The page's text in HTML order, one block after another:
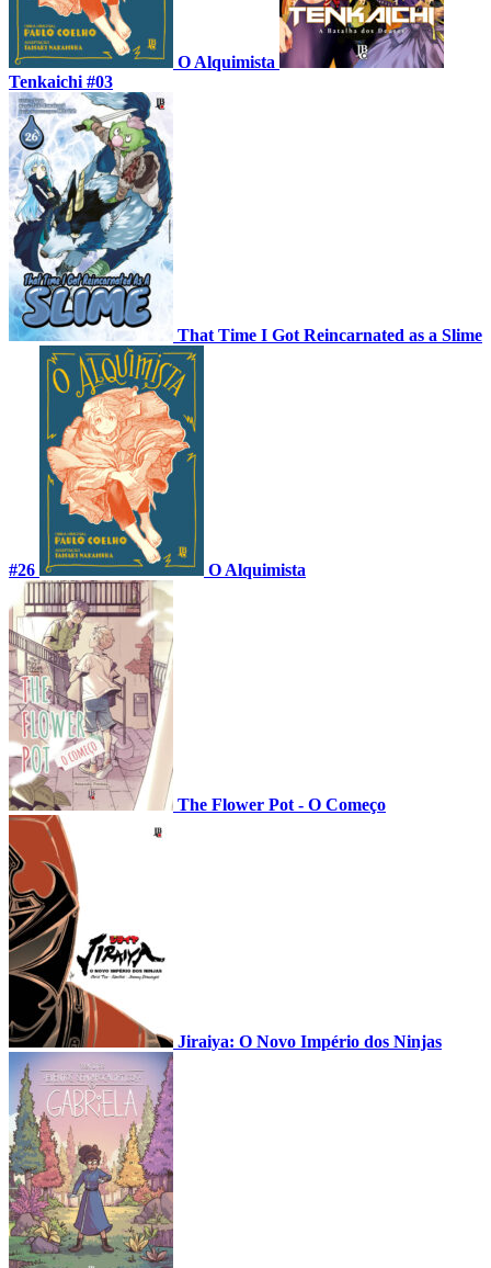
O Alquimista
Tenkaichi #03
That Time I Got Reincarnated as a Slime
#26 O Alquimista
The Flower Pot - O Começo
Jiraiya: O Novo Império dos Ninjas